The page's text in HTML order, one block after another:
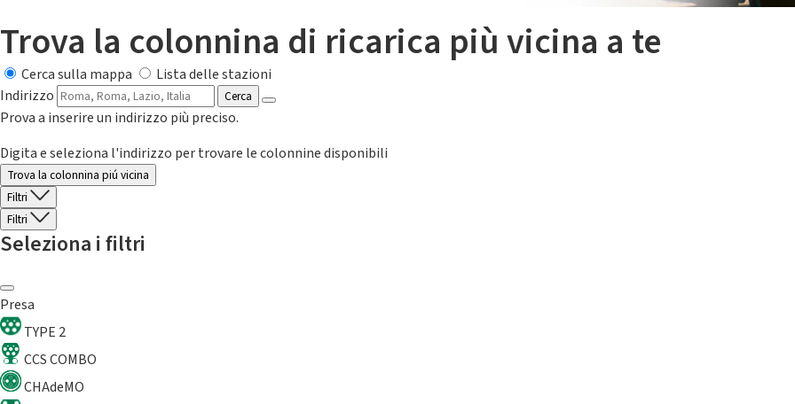
Trova la colonnina di ricarica più vicina a te
Cerca sulla mappa
Lista delle stazioni
Indirizzo
Cerca
Prova a inserire un indirizzo più preciso.
Digita e seleziona l'indirizzo per trovare le colonnine disponibili
Trova la colonnina piú vicina
Filtri
Filtri
Seleziona i filtri
Presa
TYPE 2
CCS COMBO
CHAdeMO